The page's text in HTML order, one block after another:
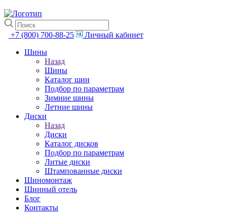
+7 (800) 700-88-25
Личный кабинет
Шины
Назад
Шины
Каталог шин
Подбор по параметрам
Зимние шины
Летние шины
Диски
Назад
Диски
Каталог дисков
Подбор по параметрам
Литые диски
Штампованные диски
Шиномонтаж
Шинный отель
Блог
Контакты